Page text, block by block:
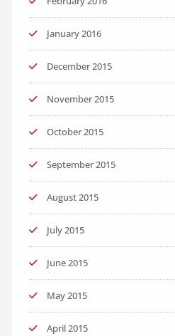
January 2016
December 2015
November 2015
October 2015
September 2015
August 2015
July 2015
June 2015
May 2015
April 2015